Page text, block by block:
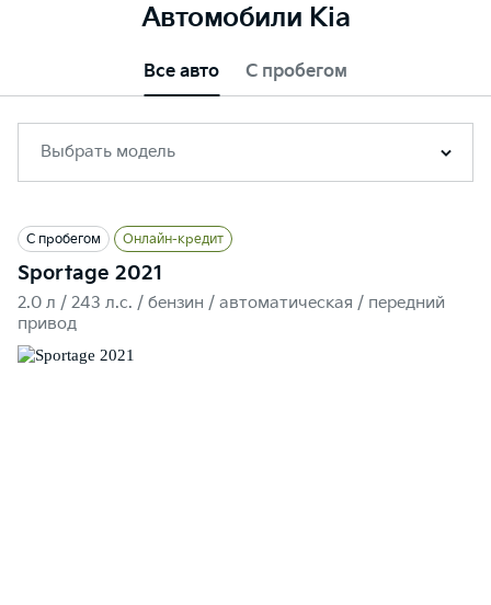
Автомобили Kia
Все авто С пробегом
Выбрать модель
С пробегом Онлайн-кредит
Sportage 2021
2.0 л / 243 л.c. / бензин / автоматическая / передний
привод